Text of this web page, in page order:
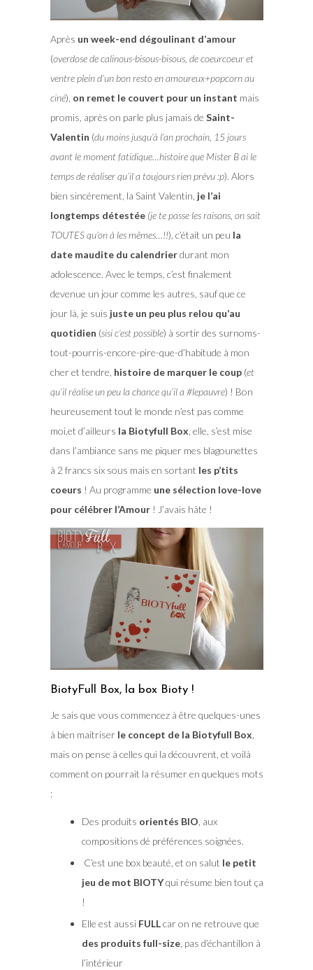
Après un week-end dégoulinant d’amour
(overdose de calinous-bisous-bisous, de coeurcoeur et
ventre plein d’un bon resto en amoureux+popcorn au
ciné), on remet le couvert pour un instant mais
promis, après on parle plus jamais de Saint-
Valentin (du moins jusqu’à l’an prochain, 15 jours
avant le moment fatidique…histoire que Mister B ai le
temps de réaliser qu’il a toujours rien prévu :p). Alors
bien sincérement, la Saint Valentin, je l’ai
longtemps détestée (je te passe les raisons, on sait
TOUTES qu’on à les mêmes…!!), c’était un peu la
date maudite du calendrierdurant mon
adolescence. Avec le temps, c’est finalement
devenue un jour comme les autres, sauf que ce
jour là, je suis juste un peu plus relou qu’au
quotidien (sisi c’est possible) à sortir des surnoms-
tout-pourris-encore-pire-que-d’habitude à mon
cher et tendre, histoire de marquer le coup(et
qu’il réalise un peu la chance qu’il a #lepauvre) ! Bon
heureusement tout le monde n’est pas comme
moi,et d’ailleurs la Biotyfull Box , elle, s’est mise
dans l’ambiance sans me piquer mes blagounettes
à 2 francs six sous mais en sortant les p’tits
coeurs ! Au programme une sélection love-love
pour célébrer l’Amour! J’avais hâte !
BiotyFull Box, la box Bioty !
Je sais que vous commencez à être quelques-unes
à bien maitriser le concept de la Biotyfull Box
mais on pense à celles qui la découvrent, et voilà
comment on pourrait la résumer en quelques mots
:
Des produits orientés BIO , aux
compositions dé préférences soignées.
C’est une box beauté, et on salut le petit
jeu de mot BIOTYqui résume bien tout ça
!
Elle est aussi FULLcar on ne retrouve que
des produits full-size, pas d’échantillon à
l’intérieur